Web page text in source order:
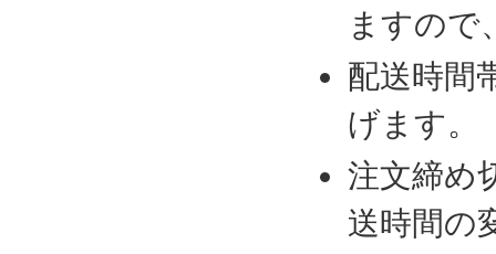
ますので
配送時間
げます。
注文締め
送時間の